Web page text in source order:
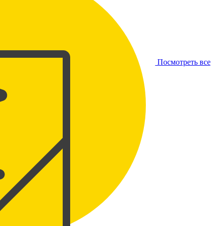
Посмотреть все